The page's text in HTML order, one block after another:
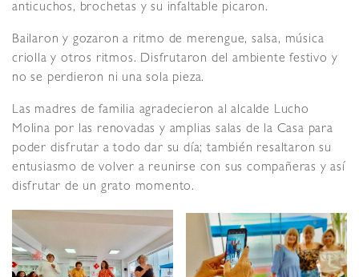
anticuchos, brochetas y su infaltable picaron.
Bailaron y gozaron a ritmo de merengue, salsa, música
criolla y otros ritmos. Disfrutaron del ambiente festivo y
no se perdieron ni una sola pieza.
Las madres de familia agradecieron al alcalde Lucho
Molina por las renovadas y amplias salas de la Casa para
poder disfrutar a todo dar su día; también resaltaron su
entusiasmo de volver a reunirse con sus compañeras y así
disfrutar de un grato momento.